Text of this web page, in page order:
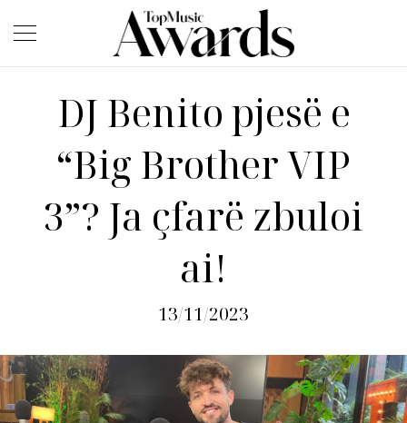
DJ Benito pjesë e
“Big Brother VIP
3”? Ja çfarë zbuloi
ai!
13/11/2023